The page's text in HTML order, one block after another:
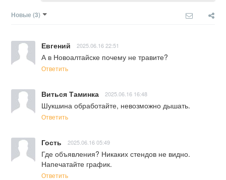
Новые (3)
Евгений 2025.06.16 22:51
А в Новоалтайске почему не травите?
Ответить
Виться Таминка 2025.06.16 16:48
Шукшина обработайте, невозможно дышать.
Ответить
Гость 2025.06.16 05:49
Где объявления? Никаких стендов не видно.
Напечатайте график.
Ответить